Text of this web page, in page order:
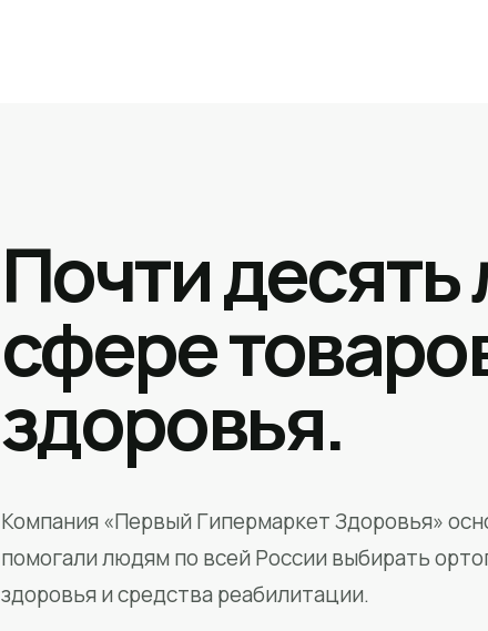
Почти десять
сфере
здоровья.
Компания «Первый Гипермаркет Здоровья»
помогали людям по всей России выбирать
здоровья и средства реабилитации.